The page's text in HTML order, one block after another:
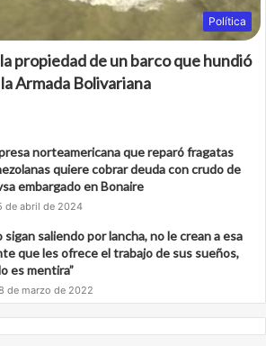
Política
propiedad de un barco que hundió
Armada Bolivariana
norteamericana que reparó fragatas
quiere cobrar deuda con crudo de
embargado en Bonaire
de abril de 2024
sigan saliendo por lancha, no le crean a esa
que les ofrece el trabajo de sus sueños,
es mentira”
de marzo de 2022